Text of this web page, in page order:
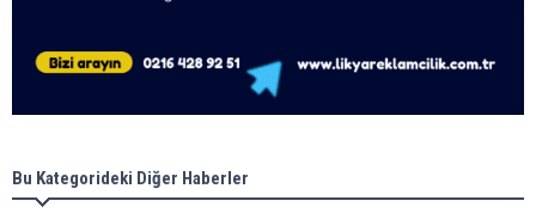
Bu Kategorideki Diğer Haberler